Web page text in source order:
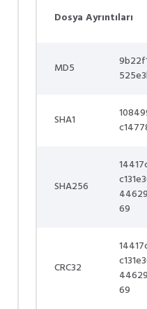
Dosya Ayrıntıları
MD5
SHA1
SHA256
69
CRC32
69